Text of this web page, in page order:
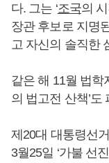
다. 그는 ‘조국의
장관 후보로 지명
고 자신의 솔직한
같은 해 11월 법학
의 법고전 산책’도
제20대 대통령선
3월25일 ‘가불 선